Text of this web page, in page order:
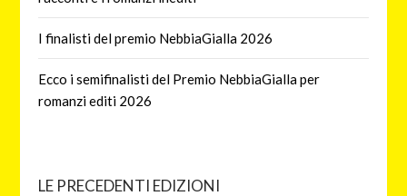
I finalisti del premio NebbiaGialla 2026
Ecco i semifinalisti del Premio NebbiaGialla per
romanzi editi 2026
LE PRECEDENTI EDIZIONI